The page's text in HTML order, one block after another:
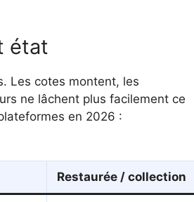
état
Les cotes montent, les
ne lâchent plus facilement ce
en 2026 :
Restaurée / collection